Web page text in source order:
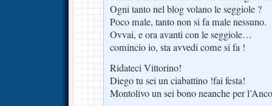
Ogni tanto nel blog volano le seggiole ?
Poco male, tanto non si fa male nessuno.
Ovvai, e ora avanti con le seggiole…
comincio io, sta avvedi come si fa !
Ridateci Vittorino!
Diego tu sei un ciabattino !fai festa!
Montolivo un sei bono neanche per